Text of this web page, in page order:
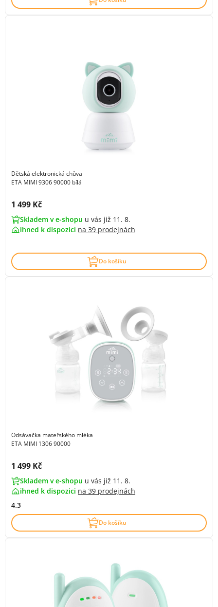
Dětská elektronická chůva
ETA MIMI 9306 90000 bílá
Cena s DPH:
1 499 Kč
Skladem v e-shopu u vás již 11. 8.
ihned k dispozici na 39 prodejnách
Do košíku
Odsávačka mateřského mléka
ETA MIMI 1306 90000
Cena s DPH:
1 499 Kč
Skladem v e-shopu u vás již 11. 8.
ihned k dispozici na 39 prodejnách
4.3
Do košíku